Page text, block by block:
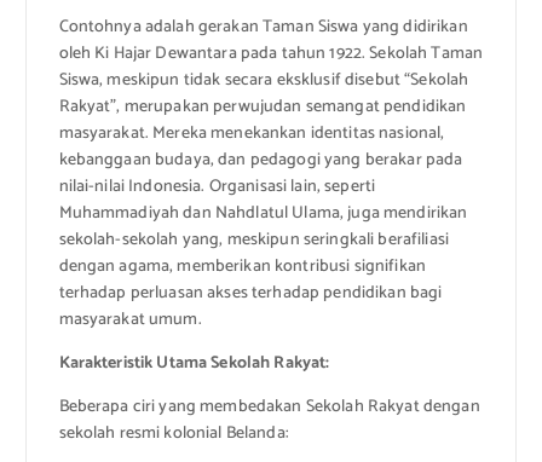
Contohnya adalah gerakan Taman Siswa yang didirikan
oleh Ki Hajar Dewantara pada tahun 1922. Sekolah Taman
Siswa, meskipun tidak secara eksklusif disebut “Sekolah
Rakyat”, merupakan perwujudan semangat pendidikan
masyarakat. Mereka menekankan identitas nasional,
kebanggaan budaya, dan pedagogi yang berakar pada
nilai-nilai Indonesia. Organisasi lain, seperti
Muhammadiyah dan Nahdlatul Ulama, juga mendirikan
sekolah-sekolah yang, meskipun seringkali berafiliasi
dengan agama, memberikan kontribusi signifikan
terhadap perluasan akses terhadap pendidikan bagi
masyarakat umum.
Karakteristik Utama Sekolah Rakyat:
Beberapa ciri yang membedakan Sekolah Rakyat dengan
sekolah resmi kolonial Belanda: